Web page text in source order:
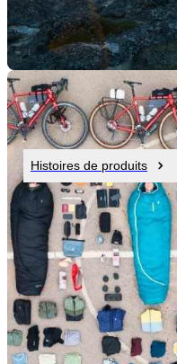
Histoires de produits